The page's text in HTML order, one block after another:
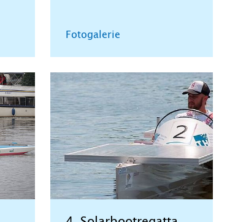
Fotogalerie